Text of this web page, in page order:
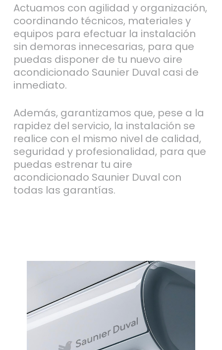
Actuamos con agilidad y organización,
coordinando técnicos, materiales y
equipos para efectuar la instalación
sin demoras innecesarias, para que
puedas disponer de tu nuevo aire
acondicionado Saunier Duval casi de
inmediato.
Además, garantizamos que, pese a la
rapidez del servicio, la instalación se
realice con el mismo nivel de calidad,
seguridad y profesionalidad, para que
puedas estrenar tu aire
acondicionado Saunier Duval con
todas las garantías.